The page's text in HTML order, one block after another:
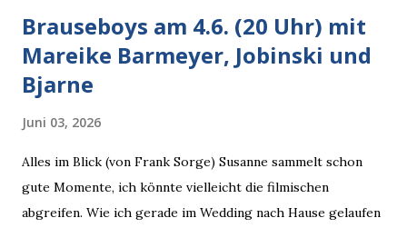
Brauseboys am 4.6. (20 Uhr) mit
Mareike Barmeyer, Jobinski und
Bjarne
Juni 03, 2026
Alles im Blick (von Frank Sorge) Susanne sammelt schon
gute Momente, ich könnte vielleicht die filmischen
abgreifen. Wie ich gerade im Wedding nach Hause gelaufen